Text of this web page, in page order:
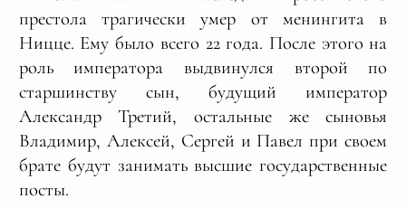
престола трагически умер от менингита в
Ницце. Ему было всего 22 года. После этого на
роль императора выдвинулся второй по
старшинству сын, будущий император
Александр Третий, остальные же сыновья
Владимир, Алексей, Сергей и Павел при своем
брате будут занимать высшие государственные
посты.